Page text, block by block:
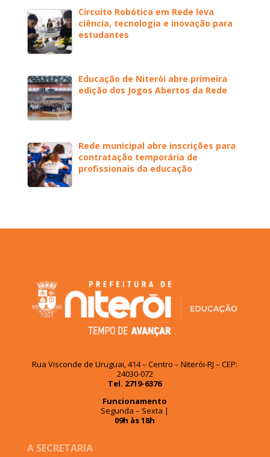
Circuito Robótica em Rede leva
ciência, tecnologia e inovação para
estudantes
Educação de Niterói abre primeira
edição dos Jogos Abertos da Rede
Rede municipal abre inscrições para
contratação temporária de
profissionais da educação
Rua Visconde de Uruguai, 414 – Centro – Niterói-RJ – CEP:
24030-072
Tel. 2719-6376
Funcionamento
Segunda – Sexta |
09h às 18h
A SECRETARIA